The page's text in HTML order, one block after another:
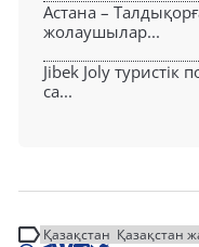
Астана –
жолаушылар...
Jibek Joly туристік
са...
Қазақстан Қазақстан